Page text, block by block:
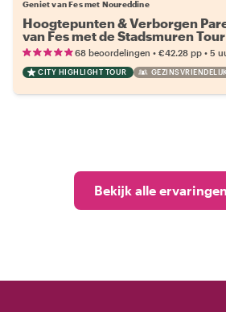
Geniet van Fes met Noureddine
Hoogtepunten & Verborgen
van Fes met de Stadsmuren Tour
68 beoordelingen • €42.28 pp • 5
CITY HIGHLIGHT TOUR
Bekijk alle